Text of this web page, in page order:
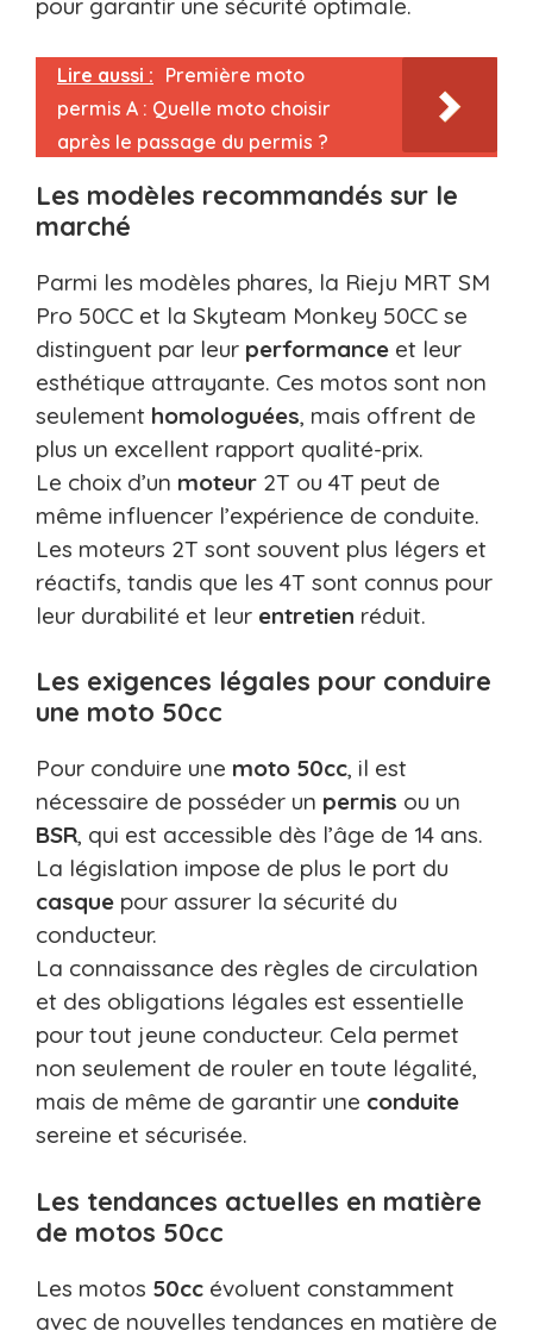
pour garantir une sécurité optimale.
Lire aussi : Première moto
permis A : Quelle moto choisir
après le passage du permis ?
Les modèles recommandés sur le
marché
Parmi les modèles phares, la Rieju MRT SM
Pro 50CC et la Skyteam Monkey 50CC se
distinguent par leur performance et leur
esthétique attrayante. Ces motos sont non
seulement homologuées, mais offrent de
plus un excellent rapport qualité-prix.
Le choix d’un moteur 2T ou 4T peut de
même influencer l’expérience de conduite.
Les moteurs 2T sont souvent plus légers et
réactifs, tandis que les 4T sont connus pour
leur durabilité et leur entretien réduit.
Les exigences légales pour conduire
une moto 50cc
Pour conduire une moto 50cc, il est
nécessaire de posséder un permis ou un
BSR, qui est accessible dès l’âge de 14 ans.
La législation impose de plus le port du
casque pour assurer la sécurité du
conducteur.
La connaissance des règles de circulation
et des obligations légales est essentielle
pour tout jeune conducteur. Cela permet
non seulement de rouler en toute légalité,
mais de même de garantir une conduite
sereine et sécurisée.
Les tendances actuelles en matière
de motos 50cc
Les motos 50cc évoluent constamment
avec de nouvelles tendances en matière de